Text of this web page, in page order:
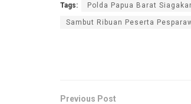
Tags: Polda Papua Barat
Sambut Ribuan Peserta
Previous Post